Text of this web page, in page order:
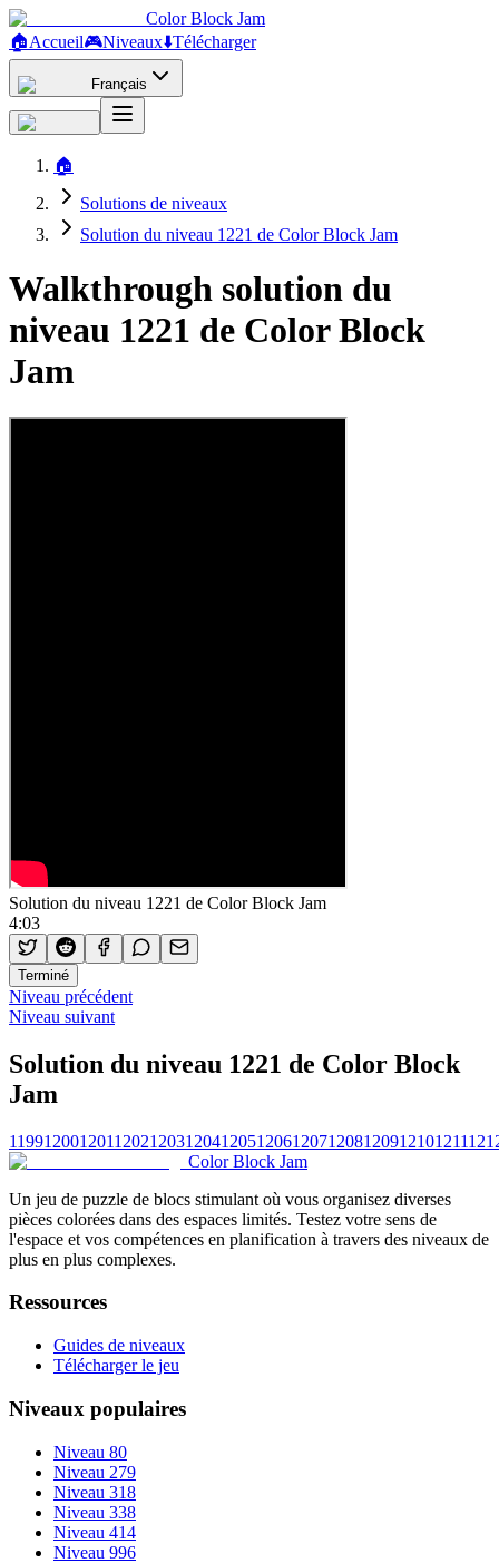
Color Block Jam
🏠Accueil🎮Niveaux⬇️Télécharger
Français
🏠
Solutions de niveaux
Solution du niveau 1221 de Color Block Jam
Walkthrough solution du
niveau 1221 de Color Block
Jam
Solution du niveau 1221 de Color Block Jam
4:03
Terminé
Niveau précédent
Niveau suivant
Solution du niveau 1221 de Color Block
Jam
1199120012011202120312041205120612071208120912101211
Color Block Jam
Un jeu de puzzle de blocs stimulant où vous organisez diverses
pièces colorées dans des espaces limités. Testez votre sens de
l'espace et vos compétences en planification à travers des niveaux de
plus en plus complexes.
Ressources
Guides de niveaux
Télécharger le jeu
Niveaux populaires
Niveau 80
Niveau 279
Niveau 318
Niveau 338
Niveau 414
Niveau 996